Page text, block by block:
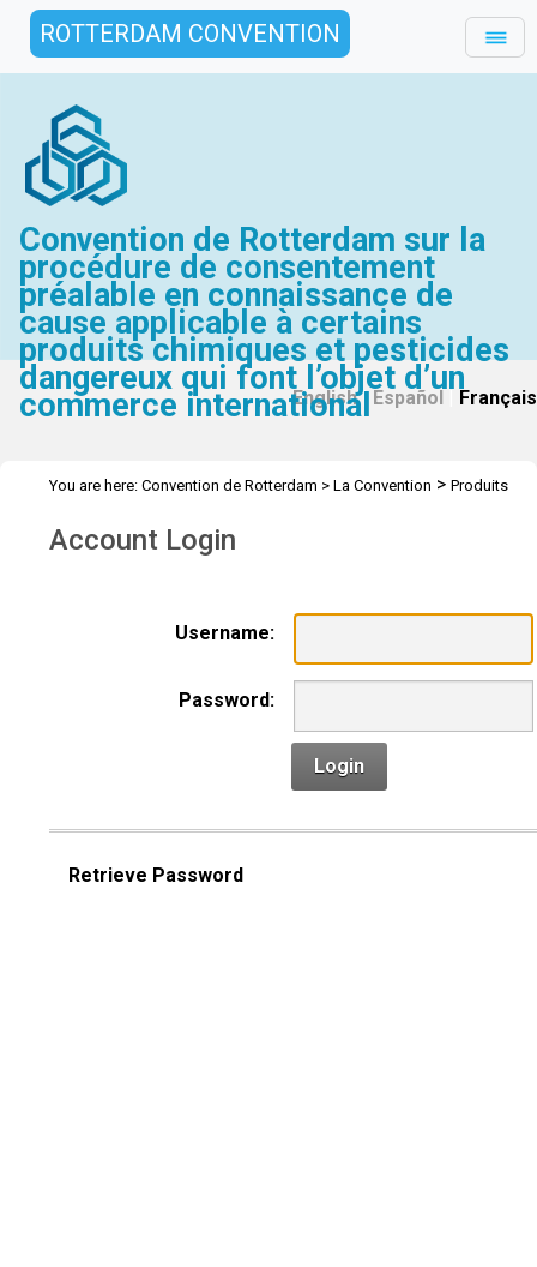
ROTTERDAM CONVENTION
Convention de Rotterdam sur la
procédure de consentement
préalable en connaissance de
cause applicable à certains
produits chimiques et pesticides
dangereux qui font l’objet d’un
commerce international
English| Español Français
You are here: Convention de Rotterdam > La Convention > Produits
Account Login
Username:
Password:
Login
Retrieve Password